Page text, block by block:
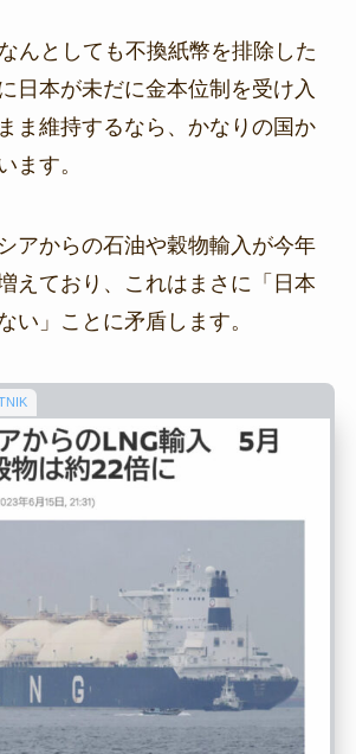
んとしても不換紙幣を排除した
日本が未だに金本位制を受け入
ま維持するなら、かなりの国か
ます。
アからの石油や穀物輸入が今年
えており、これはまさに「日本
い」ことに矛盾します。